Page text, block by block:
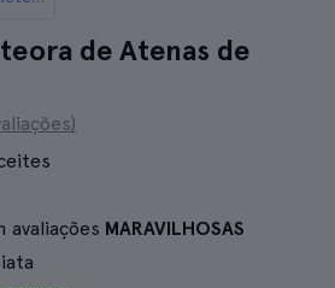
de Atenas de
avaliações MARAVILHOSAS